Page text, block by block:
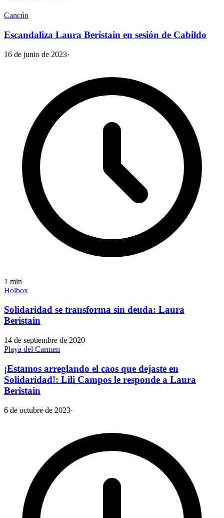
Cancún
Escandaliza Laura Beristain en sesión de Cabildo
16 de junio de 2023·
1 min
Holbox
Solidaridad se transforma sin deuda: Laura
Beristain
14 de septiembre de 2020
Playa del Carmen
¡Estamos arreglando el caos que dejaste en
Solidaridad!: Lili Campos le responde a Laura
Beristain
6 de octubre de 2023·